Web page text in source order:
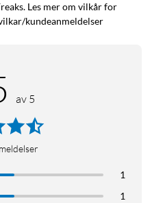
Les mer om vilkår for
kundeanmeldelser
av 5
1
1